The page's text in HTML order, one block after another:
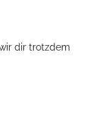
dir trotzdem